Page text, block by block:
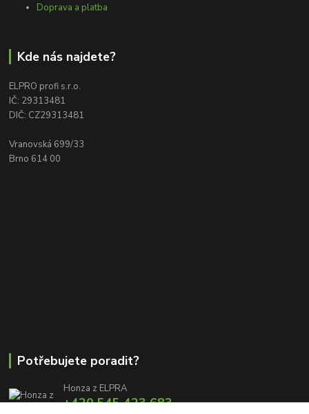
Doprava a platba
Kde nás najdete?
ELPRO profi s.r.o.
IČ: 29313481
DIČ: CZ29313481
Vranovská 699/33
Brno 614 00
Potřebujete poradit?
Honza z ELPRA
+420 545 423 683